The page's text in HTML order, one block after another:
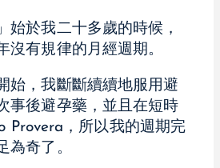
始於我二十多歲的時候，
沒有規律的月經週期。
始，我斷斷續續地服用避
事後避孕藥，並且在短時
Provera，所以我的週期完
為奇了。